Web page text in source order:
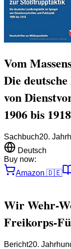
Vom
Die
von
1906 bis 1918
Sachbuch20.
Deutsch
Buy now:
Amazon 🇩🇪
Wir Wehr-
Freikorps-
Bericht20.